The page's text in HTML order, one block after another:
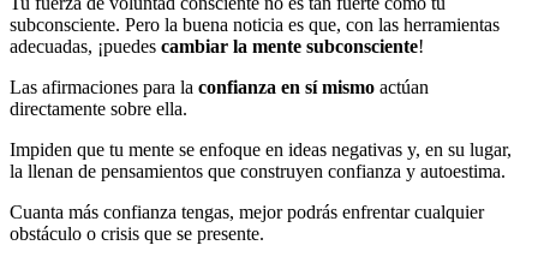
subconsciente. Pero la buena noticia es que, con las herramientas
adecuadas, ¡puedes cambiar la mente subconsciente!
Las afirmaciones para la confianza en sí mismo actúan
directamente sobre ella.
Impiden que tu mente se enfoque en ideas negativas y, en su lugar,
la llenan de pensamientos que construyen confianza y autoestima.
Cuanta más confianza tengas, mejor podrás enfrentar cualquier
obstáculo o crisis que se presente.